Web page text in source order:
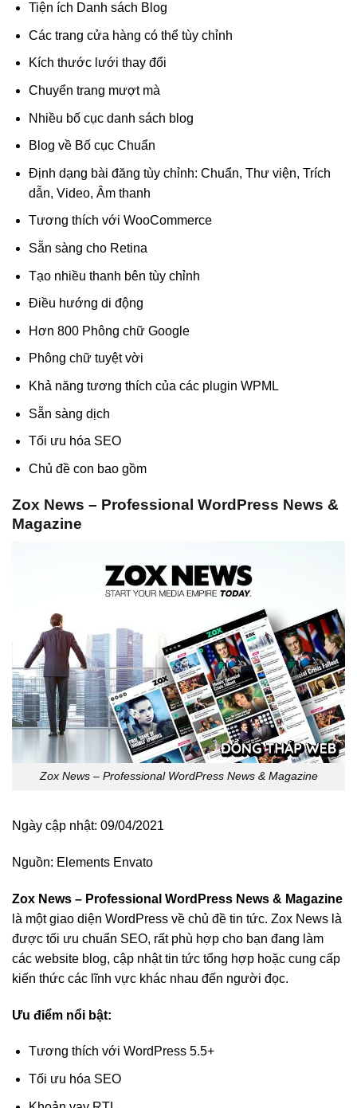
Tiện ích Danh sách Blog
Các trang cửa hàng có thể tùy chỉnh
Kích thước lưới thay đổi
Chuyển trang mượt mà
Nhiều bố cục danh sách blog
Blog về Bố cục Chuẩn
Định dạng bài đăng tùy chỉnh: Chuẩn, Thư viện, Trích
dẫn, Video, Âm thanh
Tương thích với WooCommerce
Sẵn sàng cho Retina
Tạo nhiều thanh bên tùy chỉnh
Điều hướng di động
Hơn 800 Phông chữ Google
Phông chữ tuyệt vời
Khả năng tương thích của các plugin WPML
Sẵn sàng dịch
Tối ưu hóa SEO
Chủ đề con bao gồm
Zox News – Professional WordPress News &
Magazine
Zox News – Professional WordPress News & Magazine
Ngày cập nhật: 09/04/2021
Nguồn: Elements Envato
Zox News – Professional WordPress News & Magazine
là một giao diện WordPress về chủ đề tin tức. Zox News là
được tối ưu chuẩn SEO, rất phù hợp cho bạn đang làm
các website blog, cập nhật tin tức tổng hợp hoặc cung cấp
kiến thức các lĩnh vực khác nhau đến người đọc.
Ưu điểm nổi bật:
Tương thích với WordPress 5.5+
Tối ưu hóa SEO